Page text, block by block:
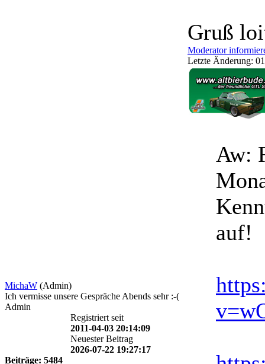
Gruß
Moderator
Letzte Änderung:
MichaW (Admin)
Ich vermisse unsere Gespräche Abends sehr :-(
Admin
Registriert seit
2011-04-03 20:14:09
Neuester Beitrag
2026-07-22 19:27:17
Beiträge: 5484
Aw:
auf!